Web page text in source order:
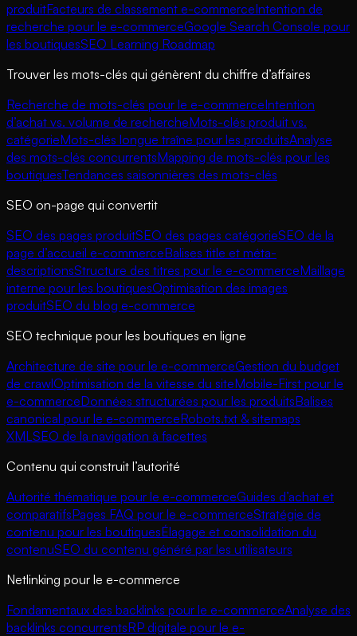
produitFacteurs de classement e-commerceIntention de
recherche pour le e-commerceGoogle Search Console pour
les boutiquesSEO Learning Roadmap
Trouver les mots-clés qui génèrent du chiffre d’affaires
Recherche de mots-clés pour le e-commerceIntention
d’achat vs. volume de rechercheMots-clés produit vs.
catégorieMots-clés longue traîne pour les produitsAnalyse
des mots-clés concurrentsMapping de mots-clés pour les
boutiquesTendances saisonnières des mots-clés
SEO on-page qui convertit
SEO des pages produitSEO des pages catégorieSEO de la
page d’accueil e-commerceBalises title et méta-
descriptionsStructure des titres pour le e-commerceMaillage
interne pour les boutiquesOptimisation des images
produitSEO du blog e-commerce
SEO technique pour les boutiques en ligne
Architecture de site pour le e-commerceGestion du budget
de crawlOptimisation de la vitesse du siteMobile-First pour le
e-commerceDonnées structurées pour les produitsBalises
canonical pour le e-commerceRobots.txt & sitemaps
XMLSEO de la navigation à facettes
Contenu qui construit l’autorité
Autorité thématique pour le e-commerceGuides d’achat et
comparatifsPages FAQ pour le e-commerceStratégie de
contenu pour les boutiquesÉlagage et consolidation du
contenuSEO du contenu généré par les utilisateurs
Netlinking pour le e-commerce
Fondamentaux des backlinks pour le e-commerceAnalyse des
backlinks concurrentsRP digitale pour le e-